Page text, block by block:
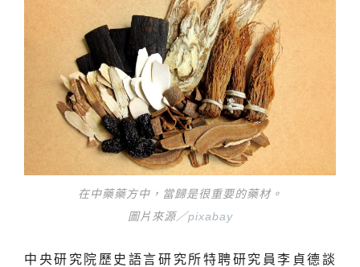
在中藥藥方中，當歸是很重要的藥材。
圖片來源／pixabay
中央研究院歷史語言研究所特聘研究員李貞德談